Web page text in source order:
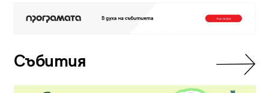
Събития